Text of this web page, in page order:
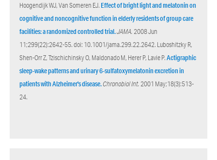
Hoogendijk WJ, Van Someren EJ. Effect of bright light and melatonin on
cognitive and noncognitive function in elderly residents of group care
facilities: a randomized controlled trial.JAMA. 2008 Jun
11;299(22):2642-55. doi: 10.1001/jama.299.22.2642. Luboshitzky R,
Shen-Orr Z, Tzischichinsky O, Maldonado M, Herer P, Lavie P.Actigraphic
sleep-wake patterns and urinary 6-sulfatoxymelatonin excretion in
patients with Alzheimer's disease.Chronobiol Int. 2001 May;18(3):513-
24.